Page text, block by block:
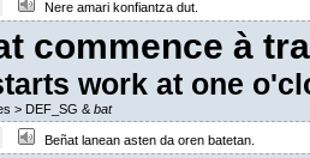
Nere amari konfiantza dut.
commence à
work at one
> DEF_SG & bat
Beñat lanean asten da oren batetan.